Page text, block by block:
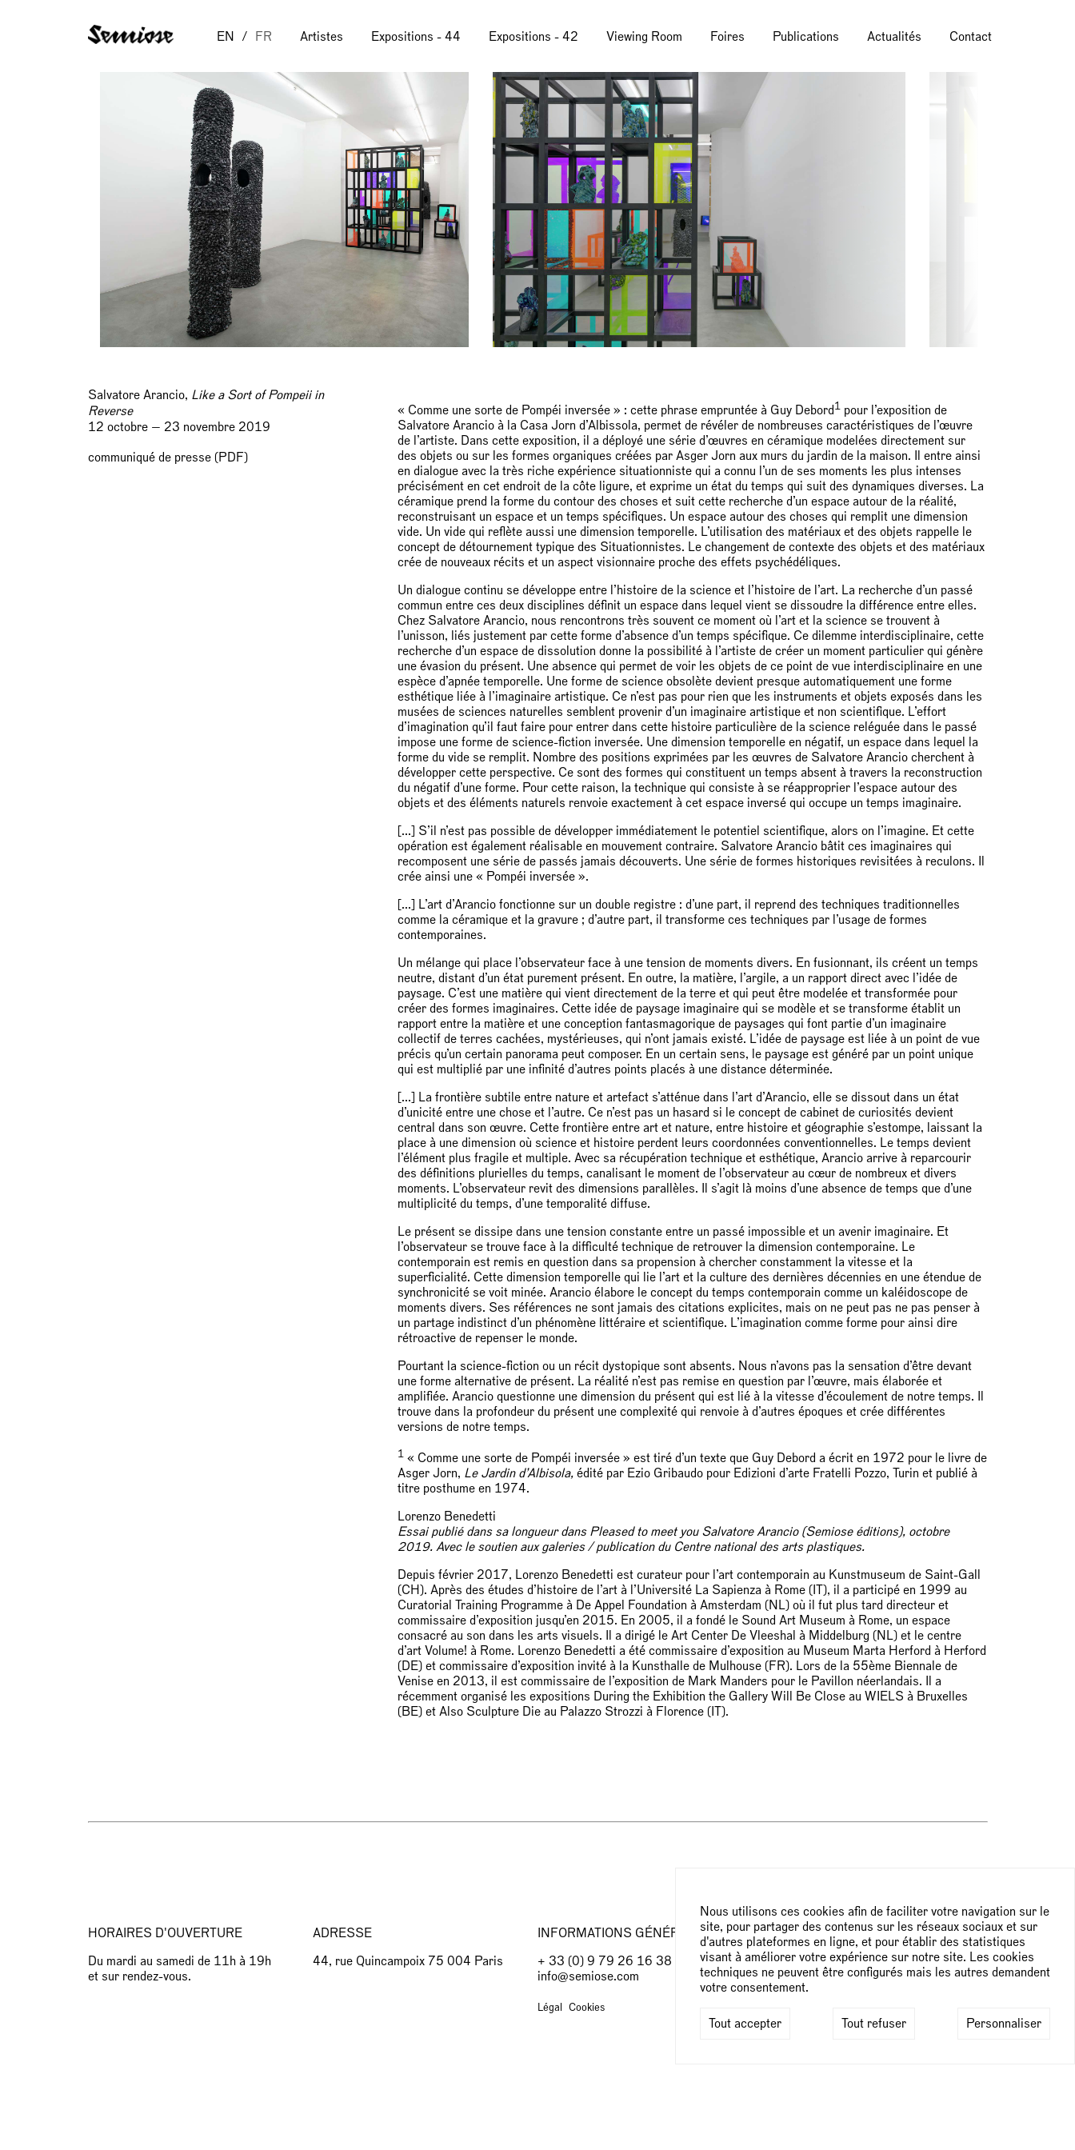
EN FR Artistes Expositions - 44 Expositions - 42 Viewing Room Foires Publications Actualités Contact
Nous utilisons ces cookies afin de faciliter votre navigation sur le
site, pour partager des contenus sur les réseaux sociaux et sur
d'autres plateformes en ligne, et pour établir des statistiques
visant à améliorer votre expérience sur notre site. Les cookies
techniques ne peuvent être configurés mais les autres demandent
votre consentement.
Tout accepter Tout refuser Personnaliser
Salvatore Arancio, Like a Sort of Pompeii in
Reverse
12 octobre — 23 novembre 2019
communiqué de presse (PDF)
« Comme une sorte de Pompéi inversée » : cette phrase empruntée à Guy Debord 1 pour l’exposition de
Salvatore Arancio à la Casa Jorn d’Albissola, permet de révéler de nombreuses caractéristiques de l’œuvre
de l’artiste. Dans cette exposition, il a déployé une série d’œuvres en céramique modelées directement sur
des objets ou sur les formes organiques créées par Asger Jorn aux murs du jardin de la maison. Il entre ainsi
en dialogue avec la très riche expérience situationniste qui a connu l’un de ses moments les plus intenses
précisément en cet endroit de la côte ligure, et exprime un état du temps qui suit des dynamiques diverses. La
céramique prend la forme du contour des choses et suit cette recherche d’un espace autour de la réalité,
reconstruisant un espace et un temps spécifiques. Un espace autour des choses qui remplit une dimension
vide. Un vide qui reflète aussi une dimension temporelle. L’utilisation des matériaux et des objets rappelle le
concept de détournement typique des Situationnistes. Le changement de contexte des objets et des matériaux
crée de nouveaux récits et un aspect visionnaire proche des effets psychédéliques.
Un dialogue continu se développe entre l’histoire de la science et l’histoire de l’art. La recherche d’un passé
commun entre ces deux disciplines définit un espace dans lequel vient se dissoudre la différence entre elles.
Chez Salvatore Arancio, nous rencontrons très souvent ce moment où l’art et la science se trouvent à
l’unisson, liés justement par cette forme d’absence d’un temps spécifique. Ce dilemme interdisciplinaire, cette
recherche d’un espace de dissolution donne la possibilité à l’artiste de créer un moment particulier qui génère
une évasion du présent. Une absence qui permet de voir les objets de ce point de vue interdisciplinaire en une
espèce d’apnée temporelle. Une forme de science obsolète devient presque automatiquement une forme
esthétique liée à l’imaginaire artistique. Ce n’est pas pour rien que les instruments et objets exposés dans les
musées de sciences naturelles semblent provenir d’un imaginaire artistique et non scientifique. L’effort
d’imagination qu’il faut faire pour entrer dans cette histoire particulière de la science reléguée dans le passé
impose une forme de science-fiction inversée. Une dimension temporelle en négatif, un espace dans lequel la
forme du vide se remplit. Nombre des positions exprimées par les œuvres de Salvatore Arancio cherchent à
développer cette perspective. Ce sont des formes qui constituent un temps absent à travers la reconstruction
du négatif d’une forme. Pour cette raison, la technique qui consiste à se réapproprier l’espace autour des
objets et des éléments naturels renvoie exactement à cet espace inversé qui occupe un temps imaginaire.
[...] S’il n’est pas possible de développer immédiatement le potentiel scientifique, alors on l’imagine. Et cette
opération est également réalisable en mouvement contraire. Salvatore Arancio bâtit ces imaginaires qui
recomposent une série de passés jamais découverts. Une série de formes historiques revisitées à reculons. Il
crée ainsi une « Pompéi inversée ».
[...] L’art d’Arancio fonctionne sur un double registre : d’une part, il reprend des techniques traditionnelles
comme la céramique et la gravure ; d’autre part, il transforme ces techniques par l’usage de formes
contemporaines.
Un mélange qui place l’observateur face à une tension de moments divers. En fusionnant, ils créent un temps
neutre, distant d’un état purement présent. En outre, la matière, l’argile, a un rapport direct avec l’idée de
paysage. C’est une matière qui vient directement de la terre et qui peut être modelée et transformée pour
créer des formes imaginaires. Cette idée de paysage imaginaire qui se modèle et se transforme établit un
rapport entre la matière et une conception fantasmagorique de paysages qui font partie d’un imaginaire
collectif de terres cachées, mystérieuses, qui n’ont jamais existé. L’idée de paysage est liée à un point de vue
précis qu’un certain panorama peut composer. En un certain sens, le paysage est généré par un point unique
qui est multiplié par une infinité d’autres points placés à une distance déterminée.
[...] La frontière subtile entre nature et artefact s’atténue dans l’art d’Arancio, elle se dissout dans un état
d’unicité entre une chose et l’autre. Ce n’est pas un hasard si le concept de cabinet de curiosités devient
central dans son œuvre. Cette frontière entre art et nature, entre histoire et géographie s’estompe, laissant la
place à une dimension où science et histoire perdent leurs coordonnées conventionnelles. Le temps devient
l’élément plus fragile et multiple. Avec sa récupération technique et esthétique, Arancio arrive à reparcourir
des définitions plurielles du temps, canalisant le moment de l’observateur au cœur de nombreux et divers
moments. L’observateur revit des dimensions parallèles. Il s’agit là moins d’une absence de temps que d’une
multiplicité du temps, d’une temporalité diffuse.
Le présent se dissipe dans une tension constante entre un passé impossible et un avenir imaginaire. Et
l’observateur se trouve face à la difficulté technique de retrouver la dimension contemporaine. Le
contemporain est remis en question dans sa propension à chercher constamment la vitesse et la
superficialité. Cette dimension temporelle qui lie l’art et la culture des dernières décennies en une étendue de
synchronicité se voit minée. Arancio élabore le concept du temps contemporain comme un kaléidoscope de
moments divers. Ses références ne sont jamais des citations explicites, mais on ne peut pas ne pas penser à
un partage indistinct d’un phénomène littéraire et scientifique. L’imagination comme forme pour ainsi dire
rétroactive de repenser le monde.
Pourtant la science-fiction ou un récit dystopique sont absents. Nous n’avons pas la sensation d’être devant
une forme alternative de présent. La réalité n’est pas remise en question par l’œuvre, mais élaborée et
amplifiée. Arancio questionne une dimension du présent qui est lié à la vitesse d’écoulement de notre temps. Il
trouve dans la profondeur du présent une complexité qui renvoie à d’autres époques et crée différentes
versions de notre temps.
1« Comme une sorte de Pompéi inversée » est tiré d’un texte que Guy Debord a écrit en 1972 pour le livre de
Asger Jorn, Le Jardin d’Albisola,édité par Ezio Gribaudo pour Edizioni d’arte Fratelli Pozzo, Turin et publié à
titre posthume en 1974.
Lorenzo Benedetti
Essai publié dans sa longueur dans Pleased to meet you Salvatore Arancio (Semiose éditions), octobre
2019. Avec le soutien aux galeries / publication du Centre national des arts plastiques.
Depuis février 2017, Lorenzo Benedetti est curateur pour l’art contemporain au Kunstmuseum de Saint-Gall
(CH). Après des études d’histoire de l’art à l’Université La Sapienza à Rome (IT), il a participé en 1999 au
Curatorial Training Programme à De Appel Foundation à Amsterdam (NL) où il fut plus tard directeur et
commissaire d’exposition jusqu’en 2015. En 2005, il a fondé le Sound Art Museum à Rome, un espace
consacré au son dans les arts visuels. Il a dirigé le Art Center De Vleeshal à Middelburg (NL) et le centre
d’art Volume! à Rome. Lorenzo Benedetti a été commissaire d’exposition au Museum Marta Herford à Herford
(DE) et commissaire d’exposition invité à la Kunsthalle de Mulhouse (FR). Lors de la 55ème Biennale de
Venise en 2013, il est commissaire de l’exposition de Mark Manders pour le Pavillon néerlandais. Il a
récemment organisé les expositions During the Exhibition the Gallery Will Be Close au WIELS à Bruxelles
(BE) et Also Sculpture Die au Palazzo Strozzi à Florence (IT).
HORAIRES D'OUVERTURE
Du mardi au samedi de 11h à 19h
et sur rendez-vous.
ADRESSE
44, rue Quincampoix 75 004 Paris
INFORMATIONS GÉNÉRALES
+ 33 (0) 9 79 26 16 38
info@semiose.com
Légal Cookies
NEWSLETTER
Subscribe to the newsletter